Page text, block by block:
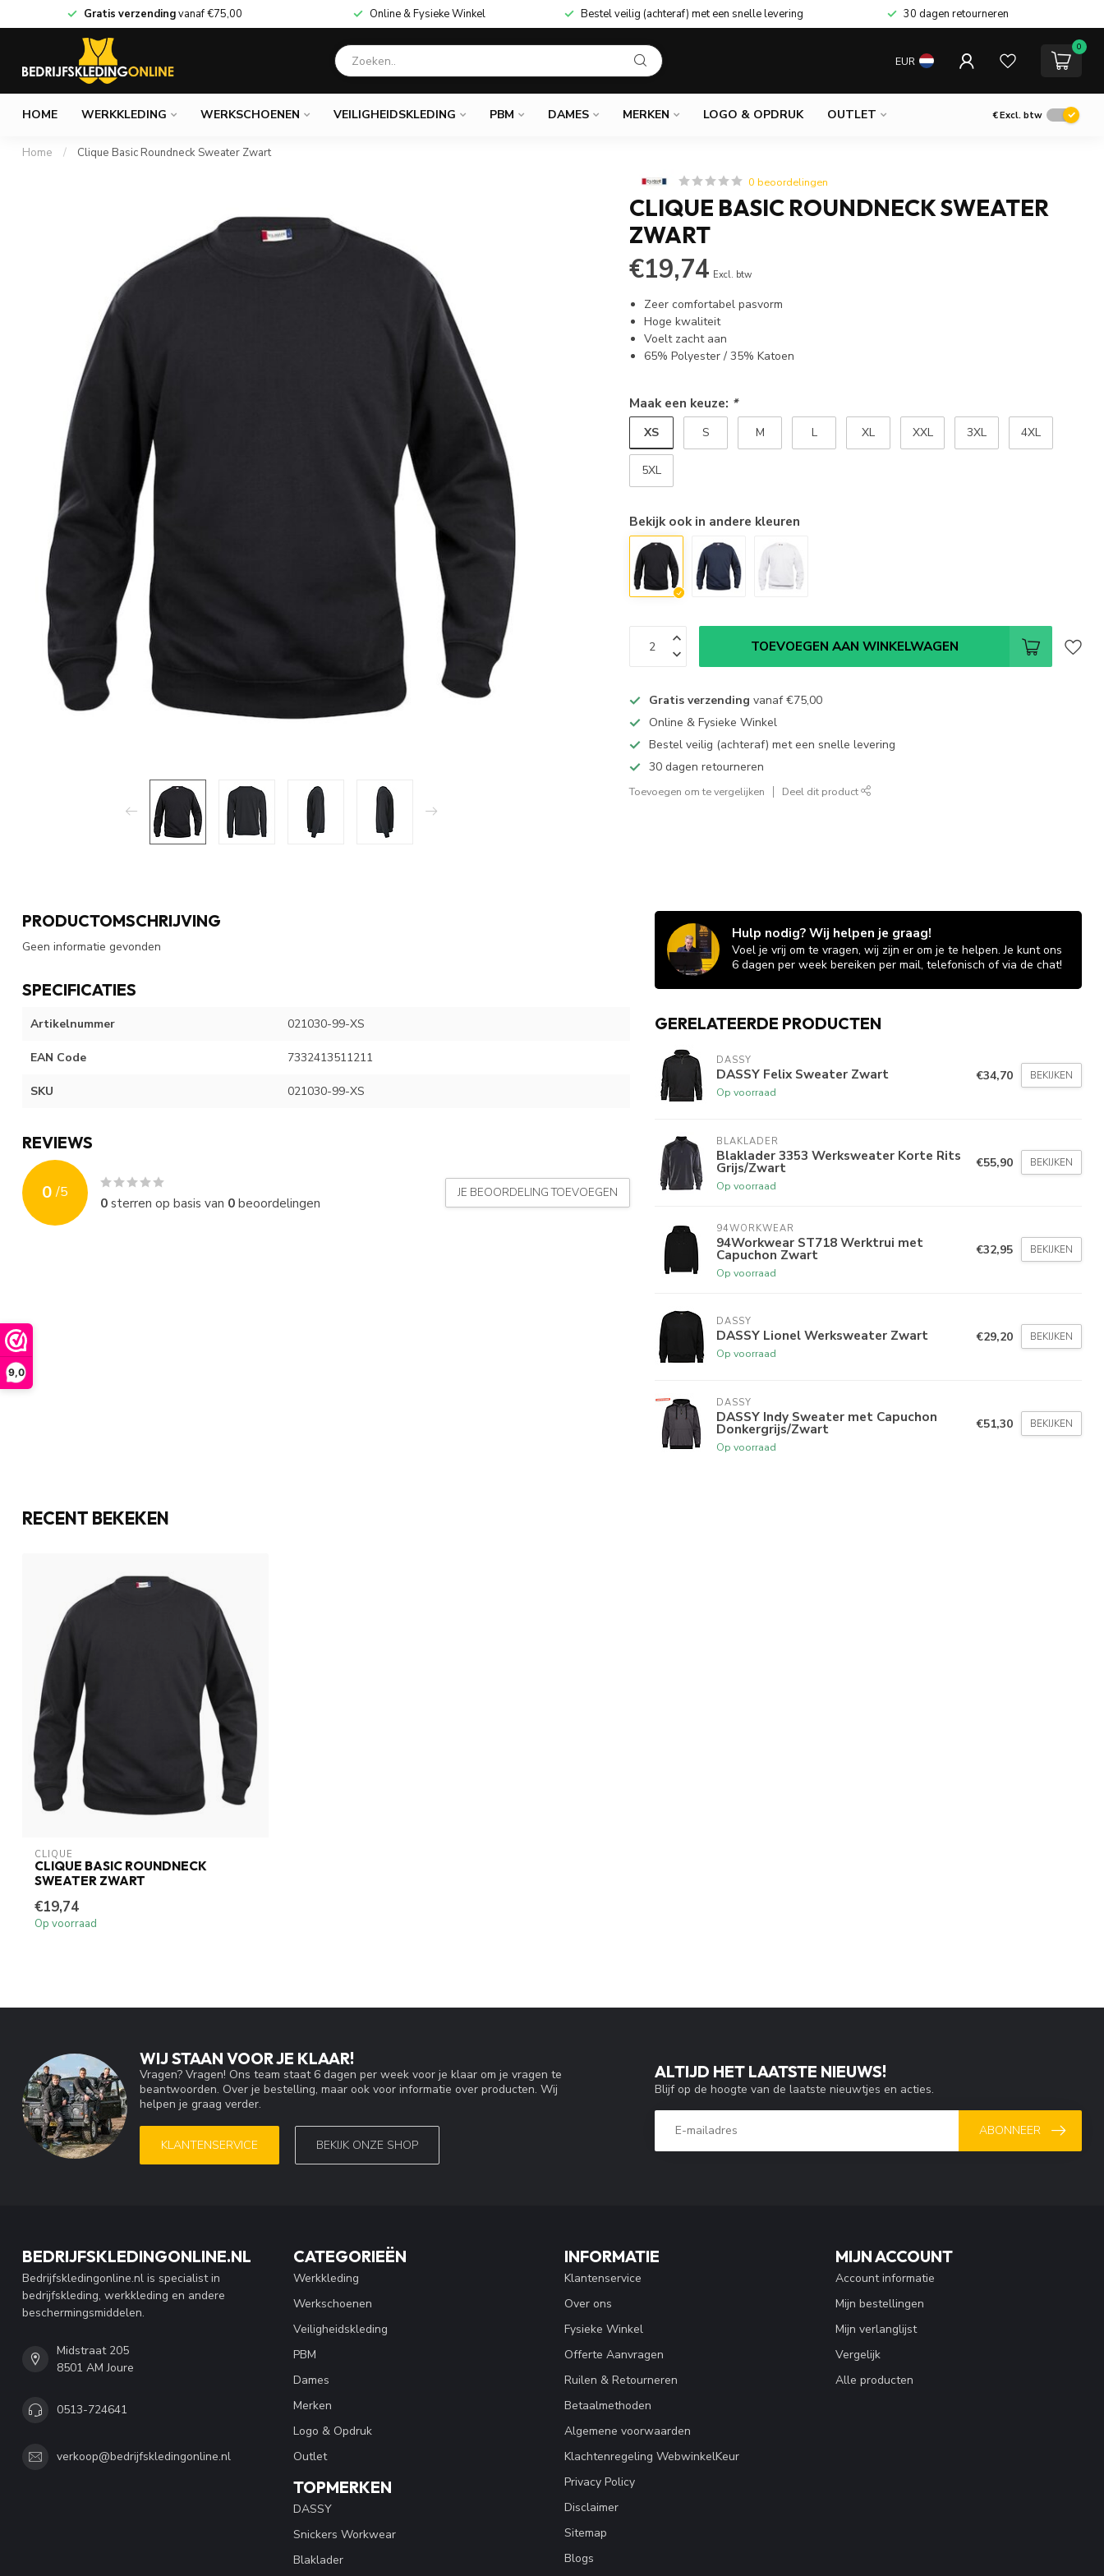
9,0
Gratis verzendingvanaf€75,00 Online & Fysieke Winkel Bestel veilig (achteraf) met een snelle levering 30 dagen retourneren
EUR
0
HOME WERKKLEDING WERKSCHOENEN VEILIGHEIDSKLEDING PBM DAMES MERKEN LOGO & OPDRUK OUTLET €Excl. btw
Home / Clique Basic Roundneck Sweater Zwart
0 beoordelingen
CLIQUE BASIC ROUNDNECK SWEATER
ZWART
€19,74 Excl. btw
Zeer comfortabel pasvorm
Hoge kwaliteit
Voelt zacht aan
65% Polyester / 35% Katoen
Maak een keuze: *
XS S M L XL XXL 3XL 4XL
5XL
Bekijk ook in andere kleuren
TOEVOEGEN AAN WINKELWAGEN
Gratis verzending vanaf€75,00
Online & Fysieke Winkel
Bestel veilig (achteraf) met een snelle levering
30 dagen retourneren
Toevoegen om te vergelijken Deel dit product
PRODUCTOMSCHRIJVING
Geen informatie gevonden
SPECIFICATIES
Artikelnummer 021030-99-XS
EAN Code 7332413511211
SKU 021030-99-XS
REVIEWS
0 /5
0sterren op basis van 0beoordelingen
JE BEOORDELING TOEVOEGEN
Hulp nodig? Wij helpen je graag!
Voel je vrij om te vragen, wij zijn er om je te helpen. Je kunt ons
6 dagen per week bereiken per mail, telefonisch of via de chat!
GERELATEERDE PRODUCTEN
DASSY
DASSY Felix Sweater Zwart
Op voorraad
€34,70 BEKIJKEN
BLAKLADER
Blaklader 3353 Werksweater Korte Rits
Grijs/Zwart
Op voorraad
€55,90 BEKIJKEN
94WORKWEAR
94Workwear ST718 Werktrui met
Capuchon Zwart
Op voorraad
€32,95 BEKIJKEN
DASSY
DASSY Lionel Werksweater Zwart
Op voorraad
€29,20 BEKIJKEN
DASSY
DASSY Indy Sweater met Capuchon
Donkergrijs/Zwart
Op voorraad
€51,30 BEKIJKEN
RECENT BEKEKEN
CLIQUE
CLIQUE BASIC ROUNDNECK
SWEATER ZWART
€19,74
Op voorraad
WIJ STAAN VOOR JE KLAAR!
Vragen? Vragen! Ons team staat 6 dagen per week voor je klaar om je vragen te
beantwoorden. Over je bestelling, maar ook voor informatie over producten. Wij
helpen je graag verder.
KLANTENSERVICE BEKIJK ONZE SHOP
ALTIJD HET LAATSTE NIEUWS!
Blijf op de hoogte van de laatste nieuwtjes en acties.
ABONNEER
BEDRIJFSKLEDINGONLINE.NL
Bedrijfskledingonline.nl is specialist in
bedrijfskleding, werkkleding en andere
beschermingsmiddelen.
Midstraat 205
8501 AM Joure
0513-724641
verkoop@bedrijfskledingonline.nl
CATEGORIEËN
Werkkleding
Werkschoenen
Veiligheidskleding
PBM
Dames
Merken
Logo & Opdruk
Outlet
TOPMERKEN
DASSY
Snickers Workwear
Blaklader
INFORMATIE
Klantenservice
Over ons
Fysieke Winkel
Offerte Aanvragen
Ruilen & Retourneren
Betaalmethoden
Algemene voorwaarden
Klachtenregeling WebwinkelKeur
Privacy Policy
Disclaimer
Sitemap
Blogs
MIJN ACCOUNT
Account informatie
Mijn bestellingen
Mijn verlanglijst
Vergelijk
Alle producten